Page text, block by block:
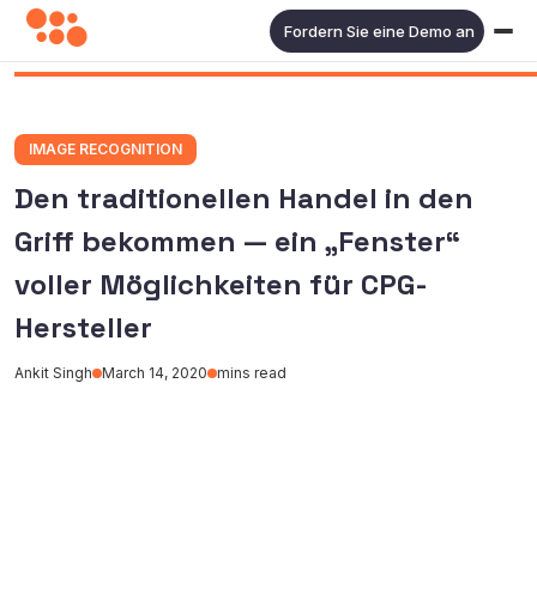
Fordern Sie eine Demo an
IMAGE RECOGNITION
Den traditionellen Handel in den
Griff bekommen — ein „Fenster“
voller Möglichkeiten für CPG-
Hersteller
Ankit Singh March 14, 2020 mins read